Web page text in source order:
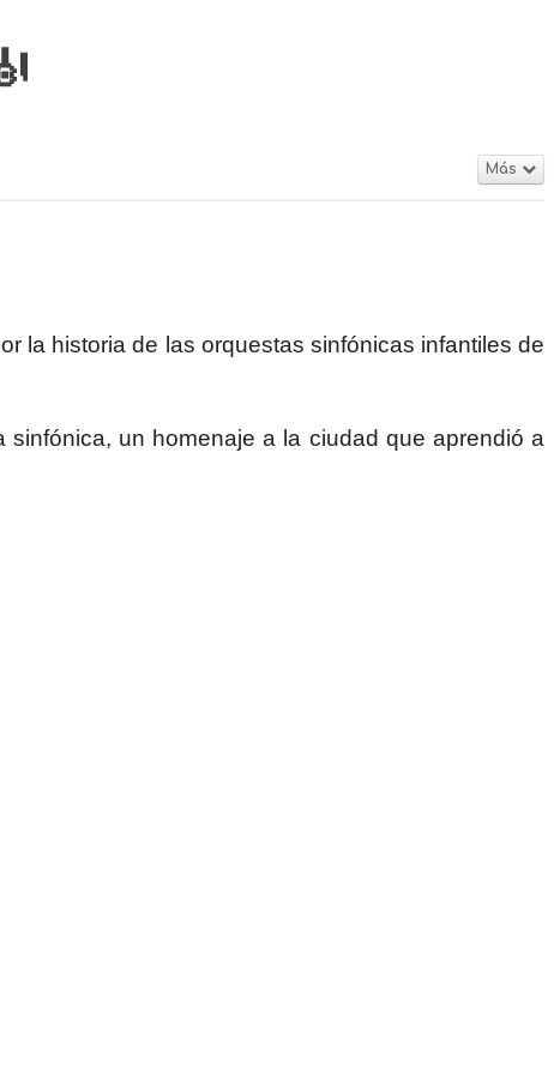
Más
la historia de las orquestas sinfónicas infantiles de
un homenaje a la ciudad que aprendió a